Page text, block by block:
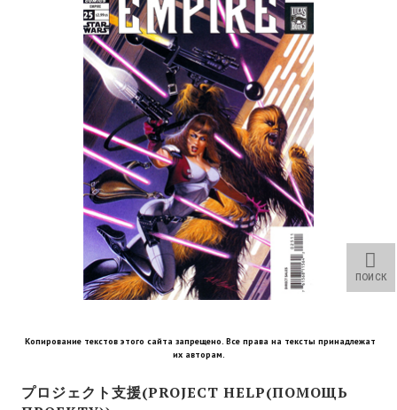
Расширенная версия Х3
REBalance
Работы Kuroneko
Doom 3 Remaster Fan Edition
X2 - The Threat Remaster Fan Edition
Quake III Arena Remaster Fan Edition
Star Trek Voyager Elite Force Remaster Fan Edition
Sacred Gold Remaster Fan Edition
Aliens versus Predator 1 Remaster Fan Edition
Age of Pirates: Caribbean Tales Remaster Fan Edition
Копирование текстов этого сайта запрещено. Все права на тексты принадлежат
их авторам.
プロジェクト支援(PROJECT HELP(ПОМОЩЬ
ПОИСК